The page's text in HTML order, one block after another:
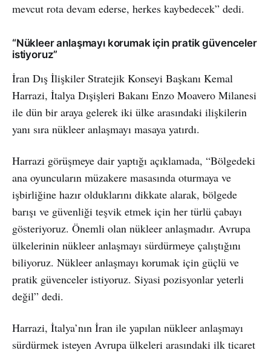
mevcut rota devam ederse, herkes kaybedecek” dedi.
“Nükleer anlaşmayı korumak için pratik güvenceler
istiyoruz”
İran Dış İlişkiler Stratejik Konseyi Başkanı Kemal
Harrazi, İtalya Dışişleri Bakanı Enzo Moavero Milanesi
ile dün bir araya gelerek iki ülke arasındaki ilişkilerin
yanı sıra nükleer anlaşmayı masaya yatırdı.
Harrazi görüşmeye dair yaptığı açıklamada, “Bölgedeki
ana oyuncuların müzakere masasında oturmaya ve
işbirliğine hazır olduklarını dikkate alarak, bölgede
barışı ve güvenliği teşvik etmek için her türlü çabayı
gösteriyoruz. Önemli olan nükleer anlaşmadır. Avrupa
ülkelerinin nükleer anlaşmayı sürdürmeye çalıştığını
biliyoruz. Nükleer anlaşmayı korumak için güçlü ve
pratik güvenceler istiyoruz. Siyasi pozisyonlar yeterli
değil” dedi.
Harrazi, İtalya’nın İran ile yapılan nükleer anlaşmayı
sürdürmek isteyen Avrupa ülkeleri arasındaki ilk ticaret